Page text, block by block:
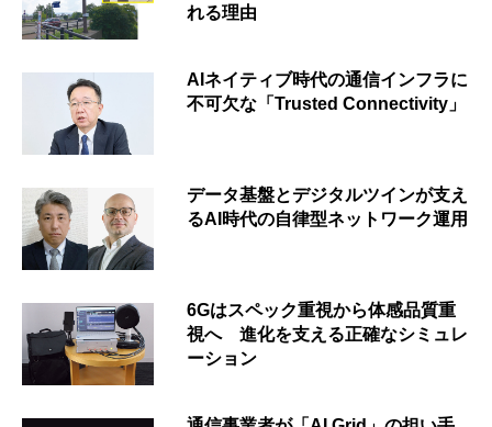
れる理由
AIネイティブ時代の通信インフラに
不可欠な「Trusted Connectivity」
データ基盤とデジタルツインが支え
るAI時代の自律型ネットワーク運用
6Gはスペック重視から体感品質重
視へ 進化を支える正確なシミュレ
ーション